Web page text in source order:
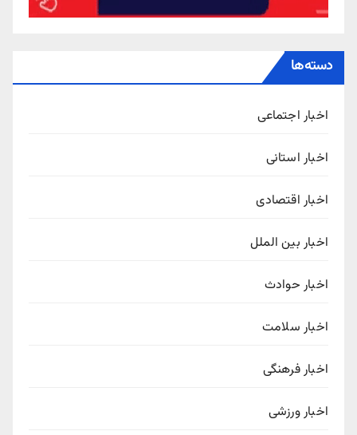
دسته‌ها
اخبار اجتماعی
اخبار استانی
اخبار اقتصادی
اخبار بین الملل
اخبار حوادث
اخبار سلامت
اخبار فرهنگی
اخبار ورزشی